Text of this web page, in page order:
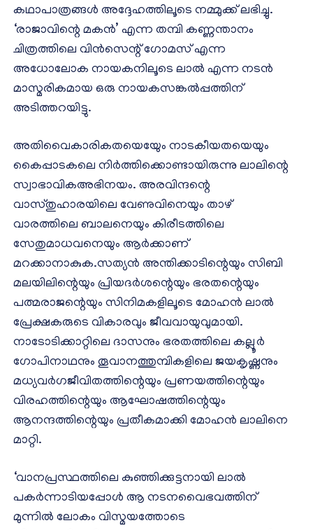
കഥാപാത്രങ്ങള്‍ അദ്ദേഹത്തിലൂടെ നമ്മുക്ക് ലഭിച്ചു.
‘രാജാവിന്റെ മകന്‍’ എന്ന തമ്പി കണ്ണന്താനം
ചിത്രത്തിലെ വിന്‍സെന്റ് ഗോമസ് എന്ന
അധോലോക നായകനിലൂടെ ലാല്‍ എന്ന നടന്‍
മാസ്മരികമായ ഒരു നായകസങ്കല്‍പ്പത്തിന്
അടിത്തറയിട്ടു.
അതിവൈകാരികതയെയേും നാടകീയതയെയും
കൈപ്പാടകലെ നിര്‍ത്തിക്കൊണ്ടായിരുന്നു ലാലിന്റെ
സ്വാഭാവികഅഭിനയം. അരവിന്ദന്റെ
വാസ്തുഹാരയിലെ വേണുവിനെയും താഴ്
വാരത്തിലെ ബാലനെയും കിരീടത്തിലെ
സേതുമാധവനെയും ആര്‍ക്കാണ്
മറക്കാനാകുക.സത്യന്‍ അന്തിക്കാടിന്റെയും സിബി
മലയിലിന്റെയും പ്രിയദര്‍ശന്റെയും ഭരതന്റെയും
പത്മരാജന്റെയും സിനിമകളിലൂടെ മോഹന്‍ ലാല്‍
പ്രേക്ഷകരുടെ വികാരവും ജീവവായുവുമായി.
നാടോടിക്കാറ്റിലെ ദാസനും ഭരതത്തിലെ കല്ലൂര്‍
ഗോപിനാഥനും തൂവാനത്തുമ്പികളിലെ ജയകൃഷ്ണനും
മധ്യവര്‍ഗജീവിതത്തിന്റെയും പ്രണയത്തിന്റെയും
വിരഹത്തിന്റെയും ആഘോഷത്തിന്റെയും
ആനന്ദത്തിന്റെയും പ്രതീകമാക്കി മോഹന്‍ ലാലിനെ
മാറ്റി.
‘വാനപ്രസ്ഥത്തിലെ കുഞ്ഞിക്കുട്ടനായി ലാല്‍
പകര്‍ന്നാടിയപ്പോള്‍ ആ നടനവൈഭവത്തിന്
മുന്നില്‍ ലോകം വിസ്മയത്തോടെ